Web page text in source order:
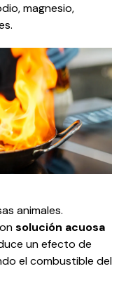
magnesio,
animales.
solución acuosa
un efecto de
el combustible del